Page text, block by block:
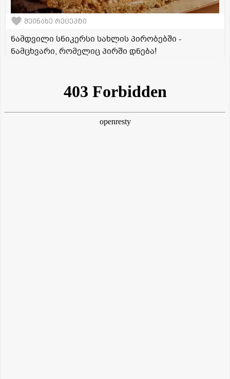
შეინახე რეცეპტი
ნამდვილი სნიკერსი სახლის პირობებში -
ნამცხვარი, რომელიც პირში დნება!